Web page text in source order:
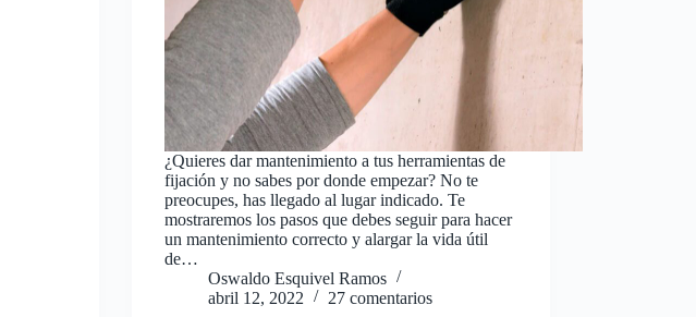
¿Quieres dar mantenimiento a tus herramientas de
fijación y no sabes por donde empezar? No te
preocupes, has llegado al lugar indicado. Te
mostraremos los pasos que debes seguir para hacer
un mantenimiento correcto y alargar la vida útil
de…
Oswaldo Esquivel Ramos
abril 12, 2022
27 comentarios